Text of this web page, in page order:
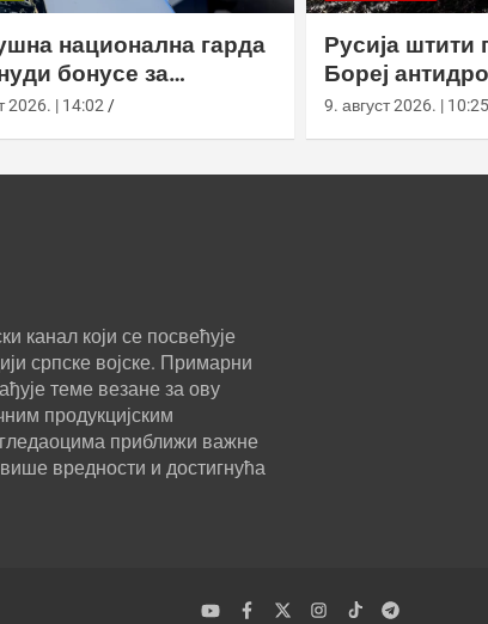
национална гарда
бонусе за
из активног
2026. | 14:02
Русија
Бореј
мрежама у
9. август 2026. | 10:25
канал који се посвећује
српске војске. Примарни
теме везане за ову
продукцијским
приближи важне
вредности и достигнућа